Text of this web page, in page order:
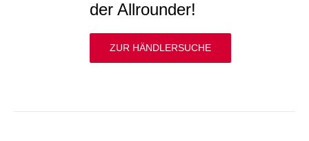
der Allrounder!
ZUR HÄNDLERSUCHE